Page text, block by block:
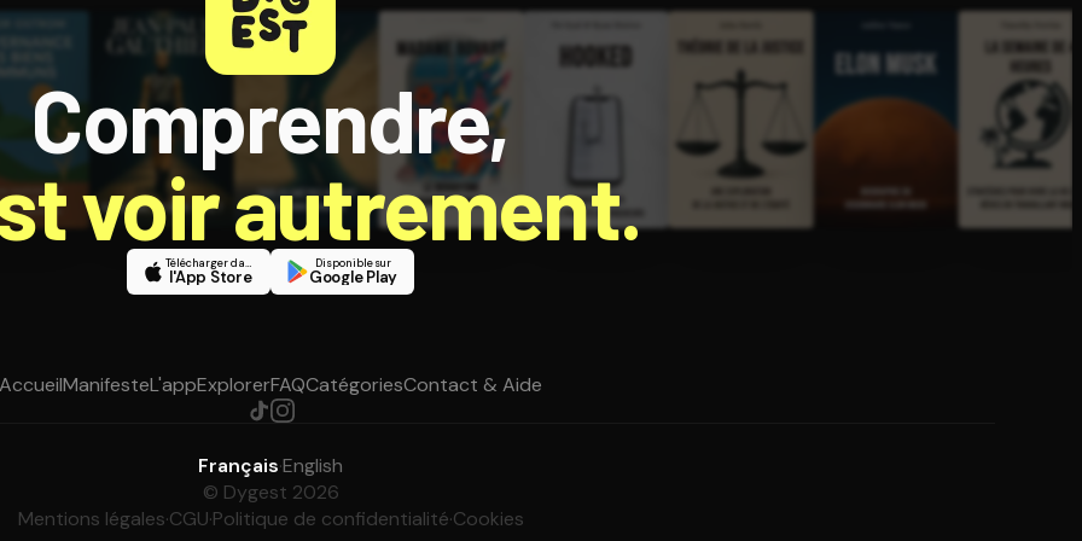
Comprendre,
voir autrement.
Télécharger dans
l'App Store
Disponible sur
Google Play
AccueilManifesteL'appExplorerFAQCatégoriesContact & Aide
Français·English
© Dygest 2026
Mentions légales·CGU·Politique de confidentialité·Cookies